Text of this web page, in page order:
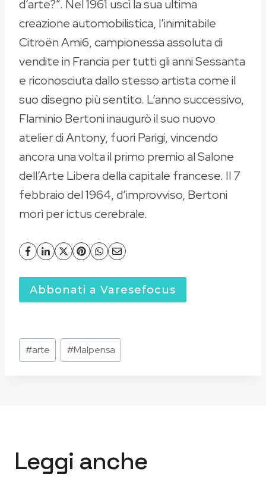
d’arte?”. Nel 1961 uscì la sua ultima
creazione automobilistica, l’inimitabile
Citroën Ami6, campionessa assoluta di
vendite in Francia per tutti gli anni Sessanta
e riconosciuta dallo stesso artista come il
suo disegno più sentito. L’anno successivo,
Flaminio Bertoni inaugurò il suo nuovo
atelier di Antony, fuori Parigi, vincendo
ancora una volta il primo premio al Salone
dell’Arte Libera della capitale francese. Il 7
febbraio del 1964, d’improvviso, Bertoni
morì per ictus cerebrale.
Abbonati a Varesefocus
Tag
articolo:
#arte #Malpensa
Leggi anche